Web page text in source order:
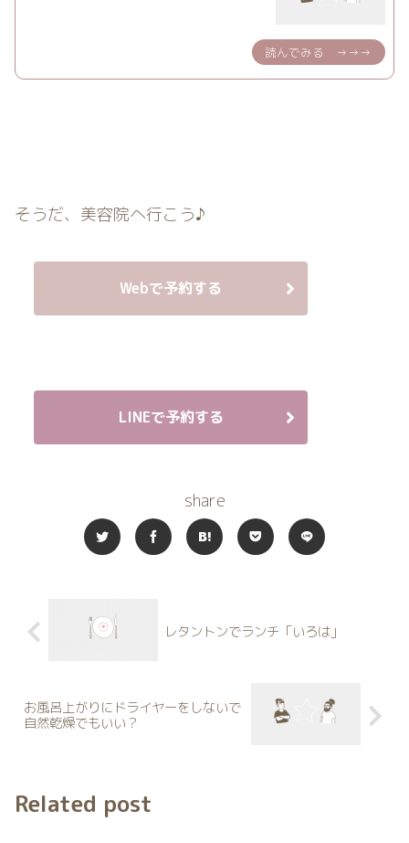
そうだ、美容院へ行こう♪
Webで予約する
LINEで予約する
share
レタントンでランチ「いろは」
お風呂上がりにドライヤーをしないで
自然乾燥でもいい？
Related post